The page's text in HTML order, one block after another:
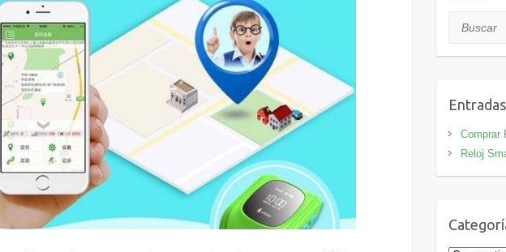
Buscar
Comprar
Reloj